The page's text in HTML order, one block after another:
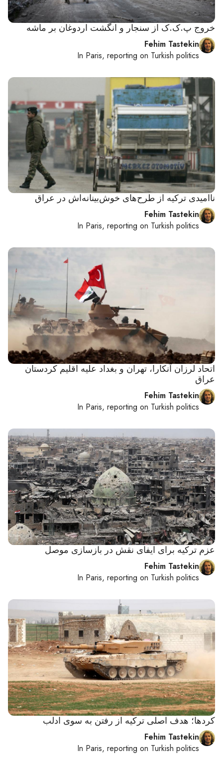
خروج پ.ک.ک از سنجار و انگشت اردوغان بر ماشه
Fehim Tastekin
In Paris, reporting on Turkish politics
ناامیدی ترکیه از طرح‌های خوش‌بینانه‌اش در عراق
Fehim Tastekin
In Paris, reporting on Turkish politics
اتحاد لرزان آنکارا، تهران و بغداد علیه اقلیم کردستان
عراق
Fehim Tastekin
In Paris, reporting on Turkish politics
عزم ترکیه برای ایفای نقش در بازسازی موصل
Fehim Tastekin
In Paris, reporting on Turkish politics
کردها؛ هدف اصلی ترکیه از رفتن به سوی ادلب
Fehim Tastekin
In Paris, reporting on Turkish politics